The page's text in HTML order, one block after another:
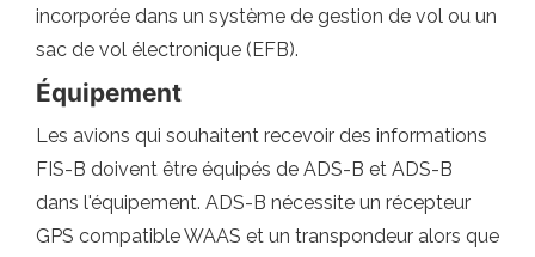
incorporée dans un système de gestion de vol ou un
sac de vol électronique (EFB).
Équipement
Les avions qui souhaitent recevoir des informations
FIS-B doivent être équipés de ADS-B et ADS-B
dans l'équipement. ADS-B nécessite un récepteur
GPS compatible WAAS et un transpondeur alors que